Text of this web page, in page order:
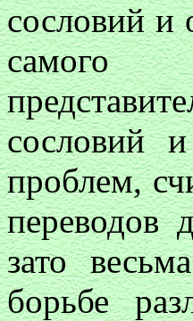
сословий и
самого
сословий
проблем,
переводов
зато
борьбе